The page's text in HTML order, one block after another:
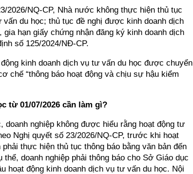
2026/NQ-CP, Nhà nước không thực hiện thủ tục
du học; thủ tục đề nghị được kinh doanh dịch
hạn giấy chứng nhận đăng ký kinh doanh dịch
số 125/2024/NĐ-CP.
kinh doanh dịch vụ tư vấn du học được chuyển
chế “thông báo hoạt động và chịu sự hậu kiểm
từ 01/07/2026 cần làm gì?
nghiệp không được hiểu rằng hoạt động tư
Nghị quyết số 23/2026/NQ-CP, trước khi hoạt
thực hiện thủ tục thông báo bằng văn bản đến
doanh nghiệp phải thông báo cho Sở Giáo dục
hoạt động kinh doanh dịch vụ tư vấn du học. Nội